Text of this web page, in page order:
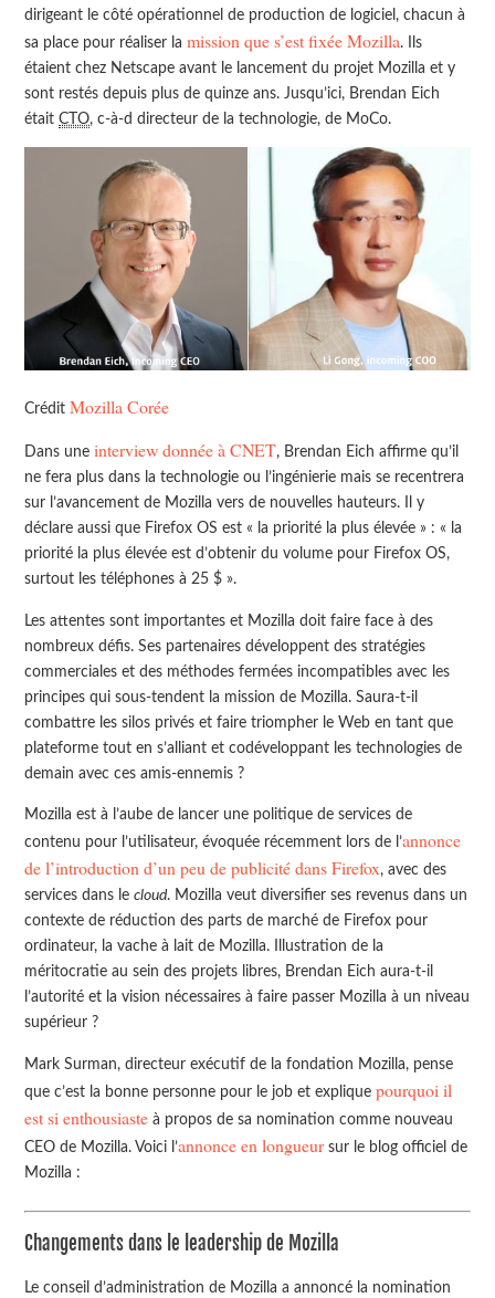
dirigeant le côté opérationnel de production de logiciel, chacun à
sa place pour réaliser lamission que s’est fixée Mozilla. Ils
étaient chez Netscape avant le lancement du projet Mozilla et y
sont restés depuis plus de quinze ans. Jusqu’ici, Brendan Eich
étaitCTO, c-à-d directeur de la technologie, de MoCo.
Crédit Mozilla Corée
Dans uneinterview donnée à CNET, Brendan Eich affirme qu’il
ne fera plus dans la technologie ou l’ingénierie mais se recentrera
sur l’avancement de Mozilla vers de nouvelles hauteurs. Il y
déclare aussi que Firefox OS est « la priorité la plus élevée » : « la
priorité la plus élevée est d’obtenir du volume pour Firefox OS,
surtout les téléphones à 25 $ ».
Les attentes sont importantes et Mozilla doit faire face à des
nombreux défis. Ses partenaires développent des stratégies
commerciales et des méthodes fermées incompatibles avec les
principes qui sous-tendent la mission de Mozilla. Saura-t-il
combattre les silos privés et faire triompher le Web en tant que
plateforme tout en s’alliant et codéveloppant les technologies de
demain avec ces amis-ennemis ?
Mozilla est à l’aube de lancer une politique de services de
contenu pour l’utilisateur, évoquée récemment lors de l’annonce
de l’introduction d’un peu de publicité dans Firefox, avec des
services dans lecloud. Mozilla veut diversifier ses revenus dans un
contexte de réduction des parts de marché de Firefox pour
ordinateur, la vache à lait de Mozilla. Illustration de la
méritocratie au sein des projets libres, Brendan Eich aura-t-il
l’autorité et la vision nécessaires à faire passer Mozilla à un niveau
supérieur ?
Mark Surman, directeur exécutif de la fondation Mozilla, pense
que c’est la bonne personne pour le job et expliquepourquoi il
est si enthousiaste à propos de sa nomination comme nouveau
CEO de Mozilla. Voici l’annonce en longueursur le blog officiel de
Mozilla :
Changements dans le leadership de Mozilla
Le conseil d’administration de Mozilla a annoncé la nomination